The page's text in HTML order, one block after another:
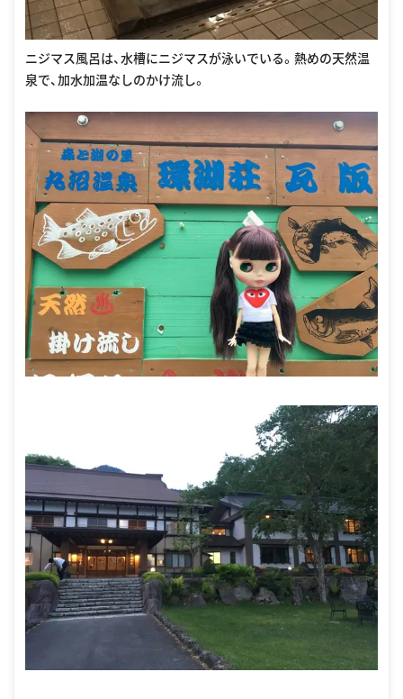
ニジマス風呂は、水槽にニジマスが泳いでいる。熱めの天然温
泉で、加水加温なしのかけ流し。